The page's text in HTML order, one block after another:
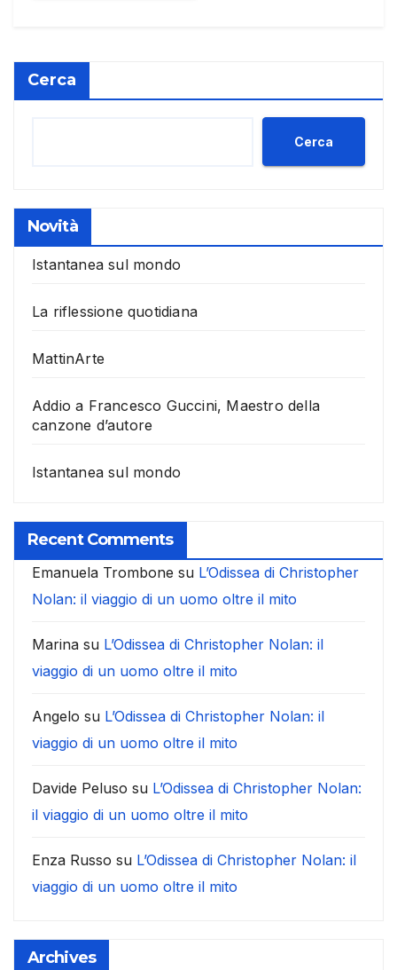
Cerca
Cerca
Novità
Istantanea sul mondo
La riflessione quotidiana
MattinArte
Addio a Francesco Guccini, Maestro della
canzone d’autore
Istantanea sul mondo
Recent Comments
Emanuela Trombone su L’Odissea di Christopher
Nolan: il viaggio di un uomo oltre il mito
Marina su L’Odissea di Christopher Nolan: il
viaggio di un uomo oltre il mito
Angelo su L’Odissea di Christopher Nolan: il
viaggio di un uomo oltre il mito
Davide Peluso su L’Odissea di Christopher Nolan:
il viaggio di un uomo oltre il mito
Enza Russo su L’Odissea di Christopher Nolan: il
viaggio di un uomo oltre il mito
Archives